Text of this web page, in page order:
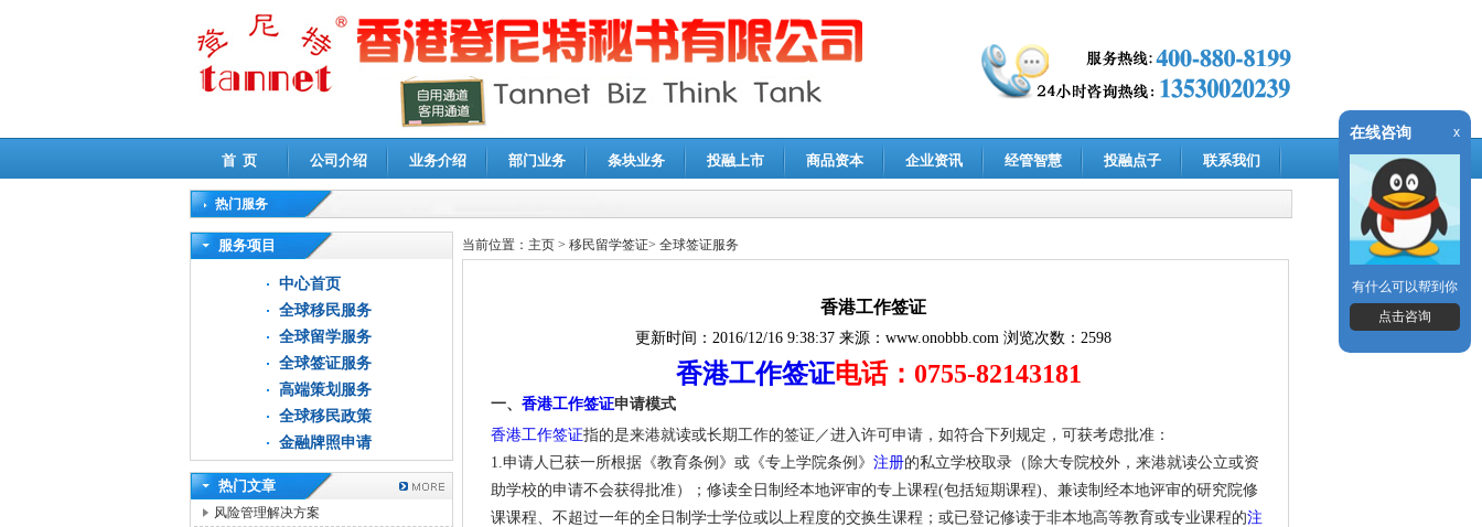
首 页 公司介绍 业务介绍 部门业务 条块业务 投融上市 商品资本 企业资讯 经管智慧 投融点子 联系我们
热门服务
高新技术企业认定审计|企业所得税汇算清缴申报鉴证
服务项目
中心首页
全球移民服务
全球留学服务
全球签证服务
高端策划服务
全球移民政策
金融牌照申请
热门文章
风险管理解决方案
当前位置： 主页 > 移民留学签证> 全球签证服务
香港工作签证
更新时间： 2016/12/16 9:38:37来源： www.onobbb.com浏览次数：2598
香港工作签证电话：0755-82143181
一、 香港工作签证申请模式
香港工作签证指的是来港就读或长期工作的签证／进入许可申请，如符合下列规定，可获考虑批准：
1.申请人已获一所根据《教育条例》或《专上学院条例》 注册的私立学校取录（除大专院校外，来港就读公立或资
助学校的申请不会获得批准）；修读全日制经本地评审的专上课程(包括短期课程)、兼读制经本地评审的研究院修
课课程、不超过一年的全日制学士学位或以上程度的交换生课程；或已登记修读于非本地高等教育或专业课程的注
在线咨询 x
有什么可以帮到你
点击咨询